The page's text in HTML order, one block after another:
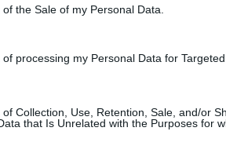
the Sale of my Personal Data.
processing my Personal Data for Targeted
Collection, Use, Retention, Sale, and/or
that Is Unrelated with the Purposes for
Τουρκία:
έρχονται